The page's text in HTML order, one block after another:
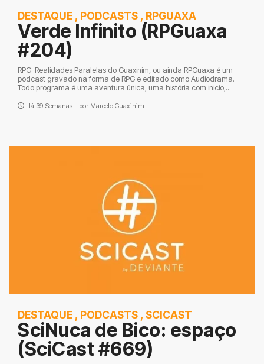
DESTAQUE , PODCASTS , RPGUAXA
Verde Infinito (RPGuaxa
#204)
RPG: Realidades Paralelas do Guaxinim, ou ainda RPGuaxa é um
podcast gravado na forma de RPG e editado como Audiodrama.
Todo programa é uma aventura única, uma história com inicio,...
Há 39 Semanas - por Marcelo Guaxinim
DESTAQUE , PODCASTS , SCICAST
SciNuca de Bico: espaço
(SciCast #669)